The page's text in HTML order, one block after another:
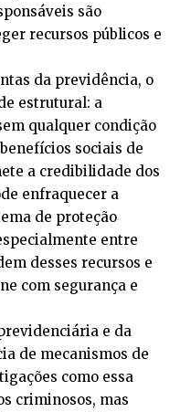
são
recursos públicos e
da previdência, o
estrutural: a
qualquer condição
sociais de
a credibilidade dos
enfraquecer a
de proteção
entre
desses recursos e
com segurança e
e da
de mecanismos de
como essa
criminosos, mas